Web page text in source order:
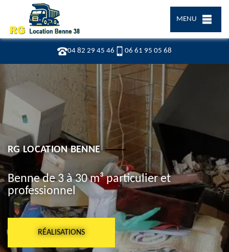
04 82 29 45 46 06 61 95 05 68
MENU
RG LOCATION BENNE
Benne de 3 à 30 m³ particulier et
professionnel
RÉALISATIONS